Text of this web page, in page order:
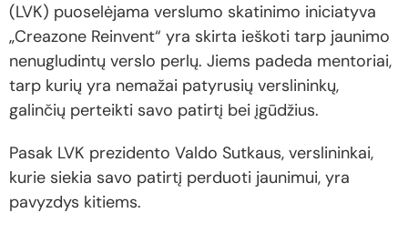
(LVK) puoselėjama verslumo skatinimo iniciatyva
„Creazone Reinvent“ yra skirta ieškoti tarp jaunimo
nenugludintų verslo perlų. Jiems padeda mentoriai,
tarp kurių yra nemažai patyrusių verslininkų,
galinčių perteikti savo patirtį bei įgūdžius.
Pasak LVK prezidento Valdo Sutkaus, verslininkai,
kurie siekia savo patirtį perduoti jaunimui, yra
pavyzdys kitiems.